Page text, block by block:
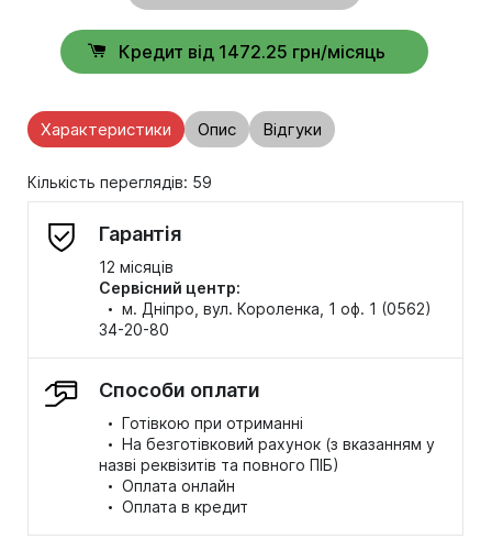
Кредит від 1472.25 грн/місяць
Характеристики Опис Відгуки
Кількість переглядів: 59
Гарантія
12 місяців
Сервісний центр:
· м. Дніпро, вул. Короленка, 1 оф. 1 (0562)
34-20-80
Способи оплати
· Готівкою при отриманні
· На безготівковий рахунок (з вказанням у
назві реквізитів та повного ПІБ)
· Оплата онлайн
· Оплата в кредит